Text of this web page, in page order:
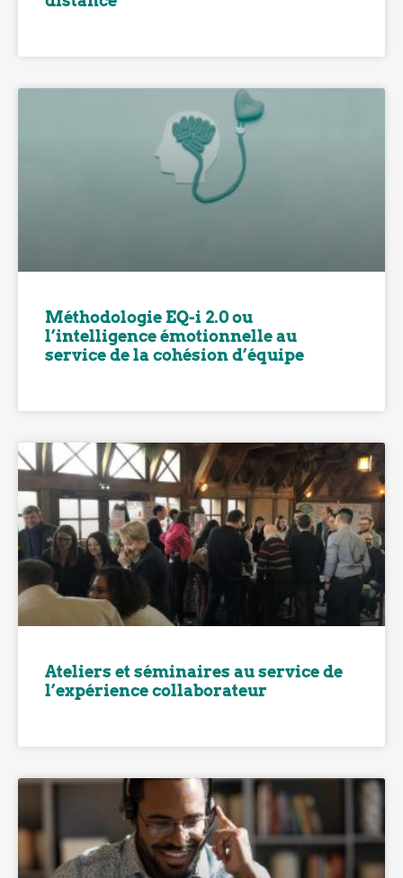
Méthodologie EQ-i 2.0 ou
l’intelligence émotionnelle au
service de la cohésion d’équipe
Ateliers et séminaires au service de
l’expérience collaborateur